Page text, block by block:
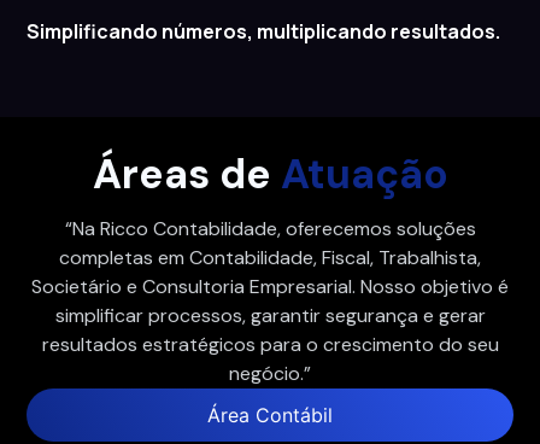
Simplificando números, multiplicando resultados.
Áreas de Atuação
“Na Ricco Contabilidade, oferecemos soluções
completas em Contabilidade, Fiscal, Trabalhista,
Societário e Consultoria Empresarial. Nosso objetivo é
simplificar processos, garantir segurança e gerar
resultados estratégicos para o crescimento do seu
negócio.”
Área Contábil